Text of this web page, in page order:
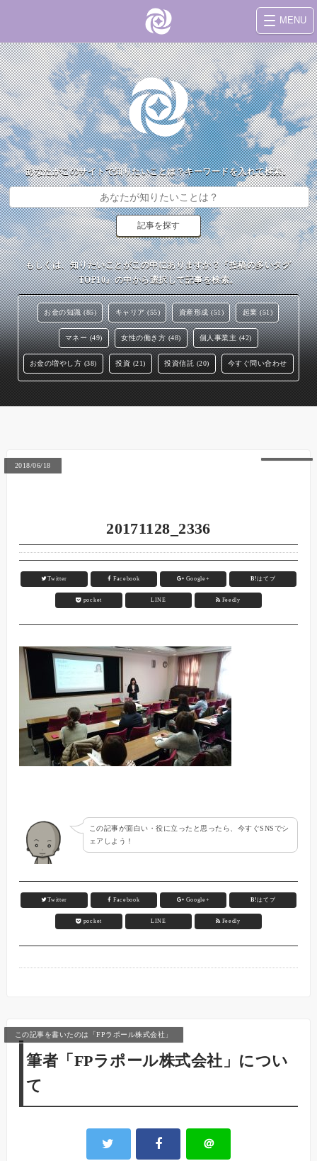
MENU
あなたがこのサイトで知りたいことは？キーワードを入れて検索。
もしくは、知りたいことがこの中にありますか？『投稿の多いタグ
TOP10』の中から選択して記事を検索。
お金の知識 (85) キャリア (55) 資産形成 (51) 起業 (51)
マネー (49) 女性の働き方 (48) 個人事業主 (42)
お金の増やし方 (38) 投資 (21) 投資信託 (20) 今すぐ問い合わせ
2018/06/18
20171128_2336
Twitter Facebook Google+ B!はてブ
pocket LINE Feedly
この記事が面白い・役に立ったと思ったら、今すぐSNSでシ
ェアしよう！
Twitter Facebook Google+ B!はてブ
pocket LINE Feedly
この記事を書いたのは「FPラポール株式会社」
筆者「FPラポール株式会社」につい
て
＠